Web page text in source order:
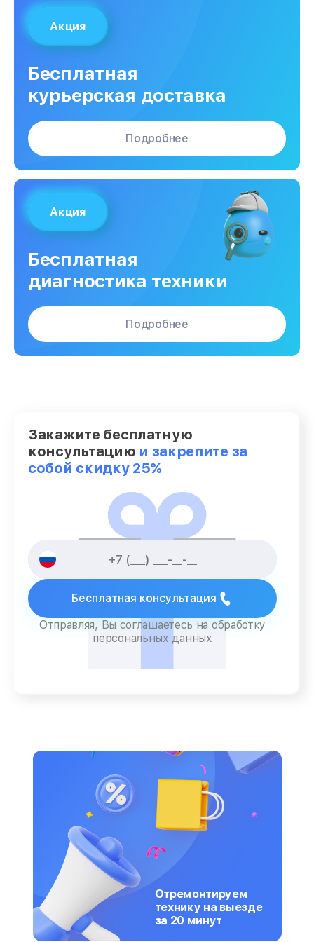
Акция
Бесплатная
курьерская доставка
Подробнее
Акция
Бесплатная
диагностика техники
Подробнее
Закажите бесплатную
консультацию и закрепите за
собой скидку 25%
Бесплатная консультация
Отправляя, Вы соглашаетесь на обработку
персональных данных
Отремонтируем
технику на выезде
за 20 минут